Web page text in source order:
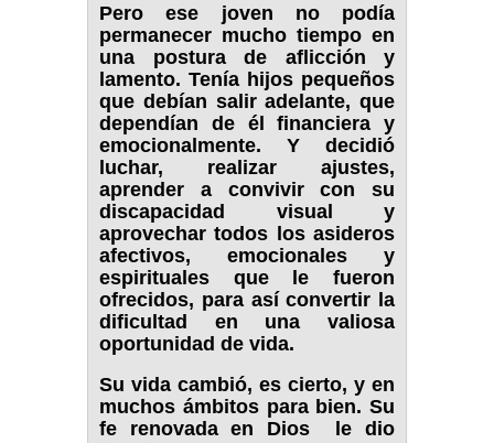
Pero ese joven no podía
permanecer mucho tiempo en
una postura de aflicción y
lamento. Tenía hijos pequeños
que debían salir adelante, que
dependían de él financiera y
emocionalmente. Y decidió
luchar, realizar ajustes,
aprender a convivir con su
discapacidad visual y
aprovechar todos los asideros
afectivos, emocionales y
espirituales que le fueron
ofrecidos, para así convertir la
dificultad en una valiosa
oportunidad de vida.
Su vida cambió, es cierto, y en
muchos ámbitos para bien. Su
fe renovada en Dios le dio